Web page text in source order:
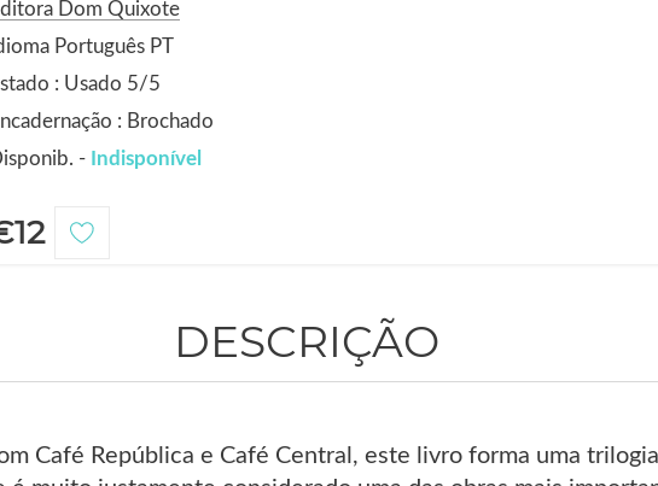
Dom Quixote
Português PT
: Usado 5/5
: Brochado
- Indisponível
DESCRIÇÃO
Café República e Café Central, este livro forma uma